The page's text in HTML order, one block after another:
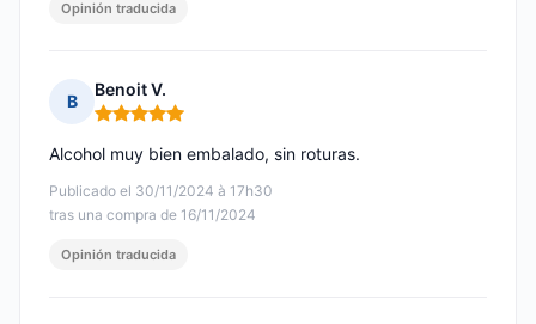
Opinión traducida
B
Benoit V.
Nota: 5 de 5
Publicado el 30/11/2024 à 17h30
tras una compra de 16/11/2024
Alcohol muy bien embalado, sin roturas.
Opinión traducida